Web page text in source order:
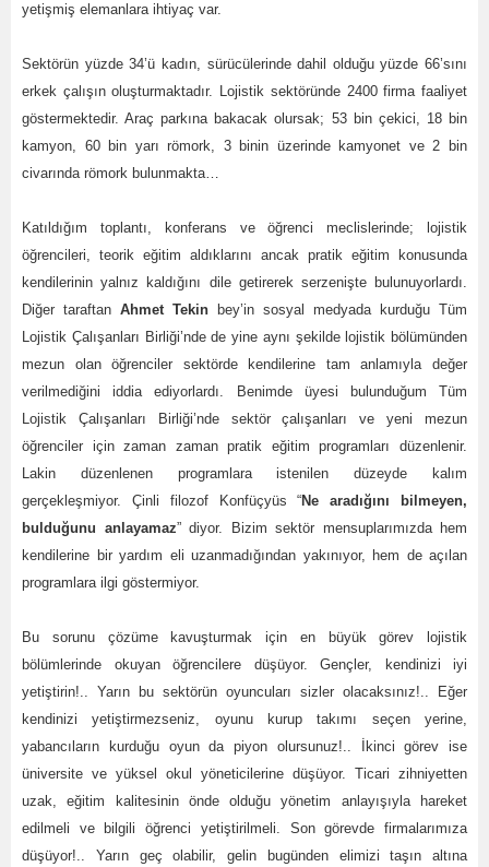
yetişmiş elemanlara ihtiyaç var.
Sektörün yüzde 34’ü kadın, sürücülerinde dahil olduğu yüzde 66’sını
erkek çalışın oluşturmaktadır. Lojistik sektöründe 2400 firma faaliyet
göstermektedir. Araç parkına bakacak olursak; 53 bin çekici, 18 bin
kamyon, 60 bin yarı römork, 3 binin üzerinde kamyonet ve 2 bin
civarında römork bulunmakta…
Katıldığım toplantı, konferans ve öğrenci meclislerinde; lojistik
öğrencileri, teorik eğitim aldıklarını ancak pratik eğitim konusunda
kendilerinin yalnız kaldığını dile getirerek serzenişte bulunuyorlardı.
Diğer taraftan Ahmet Tekin bey’in sosyal medyada kurduğu Tüm
Lojistik Çalışanları Birliği’nde de yine aynı şekilde lojistik bölümünden
mezun olan öğrenciler sektörde kendilerine tam anlamıyla değer
verilmediğini iddia ediyorlardı. Benimde üyesi bulunduğum Tüm
Lojistik Çalışanları Birliği’nde sektör çalışanları ve yeni mezun
öğrenciler için zaman zaman pratik eğitim programları düzenlenir.
Lakin düzenlenen programlara istenilen düzeyde kalım
gerçekleşmiyor. Çinli filozof Konfüçyüs “Ne aradığını bilmeyen,
bulduğunu anlayamaz” diyor. Bizim sektör mensuplarımızda hem
kendilerine bir yardım eli uzanmadığından yakınıyor, hem de açılan
programlara ilgi göstermiyor.
Bu sorunu çözüme kavuşturmak için en büyük görev lojistik
bölümlerinde okuyan öğrencilere düşüyor. Gençler, kendinizi iyi
yetiştirin!.. Yarın bu sektörün oyuncuları sizler olacaksınız!.. Eğer
kendinizi yetiştirmezseniz, oyunu kurup takımı seçen yerine,
yabancıların kurduğu oyun da piyon olursunuz!.. İkinci görev ise
üniversite ve yüksel okul yöneticilerine düşüyor. Ticari zihniyetten
uzak, eğitim kalitesinin önde olduğu yönetim anlayışıyla hareket
edilmeli ve bilgili öğrenci yetiştirilmeli. Son görevde firmalarımıza
düşüyor!.. Yarın geç olabilir, gelin bugünden elimizi taşın altına